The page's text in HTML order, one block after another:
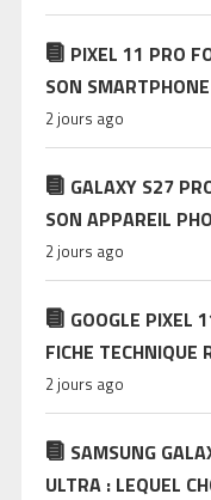
PIXEL 11 PRO
SON
2 jours ago
GALAXY S27
SON APPAREIL
2 jours ago
GOOGLE PIXEL
FICHE TECHNIQUE
2 jours ago
SAMSUNG
ULTRA : LEQUEL